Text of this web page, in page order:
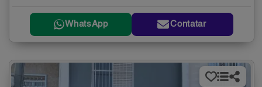
WhatsApp Contatar